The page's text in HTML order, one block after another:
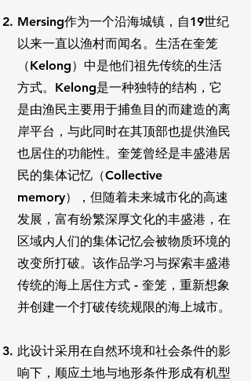
Mersing作为一个沿海城镇，自19世纪
以来一直以渔村而闻名。生活在奎笼
（Kelong）中是他们祖先传统的生活
方式。Kelong是一种独特的结构，它
是由渔民主要用于捕鱼目的而建造的离
岸平台，与此同时在其顶部也提供渔民
也居住的功能性。奎笼曾经是丰盛港居
民的集体记忆（Collective
memory），但随着未来城市化的高速
发展，富有纷繁深厚文化的丰盛港，在
区域内人们的集体记忆会被物质环境的
改变所打破。该作品学习与探索丰盛港
传统的海上居住方式 - 奎笼，重新想象
并创建一个打破传统规限的海上城市。
此设计采用在自然环境和社会条件的影
响下，顺应土地与地形条件形成有机型